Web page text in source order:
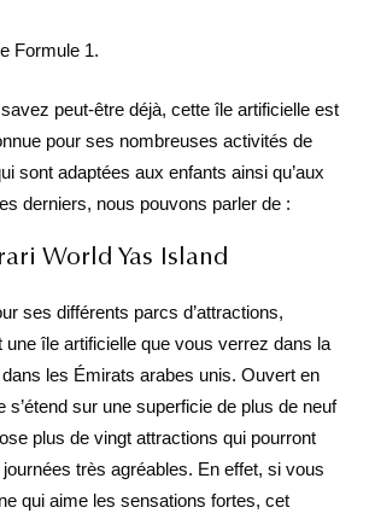
Formule 1.
peut-être déjà, cette île artificielle est
pour ses nombreuses activités de
sont adaptées aux enfants ainsi qu’aux
derniers, nous pouvons parler de :
World Yas Island
ses différents parcs d’attractions,
une île artificielle que vous verrez dans la
dans les Émirats arabes unis. Ouvert en
s’étend sur une superficie de plus de neuf
plus de vingt attractions qui pourront
très agréables. En effet, si vous
qui aime les sensations fortes, cet